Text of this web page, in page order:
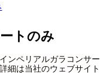
トのみ
ンペリアルガラコンサー
細は当社のウェブサイト